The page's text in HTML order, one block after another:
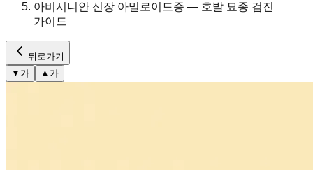
아비시니안 신장 아밀로이드증 — 호발 묘종 검진
가이드
뒤로가기
▼ 가 ▲ 가